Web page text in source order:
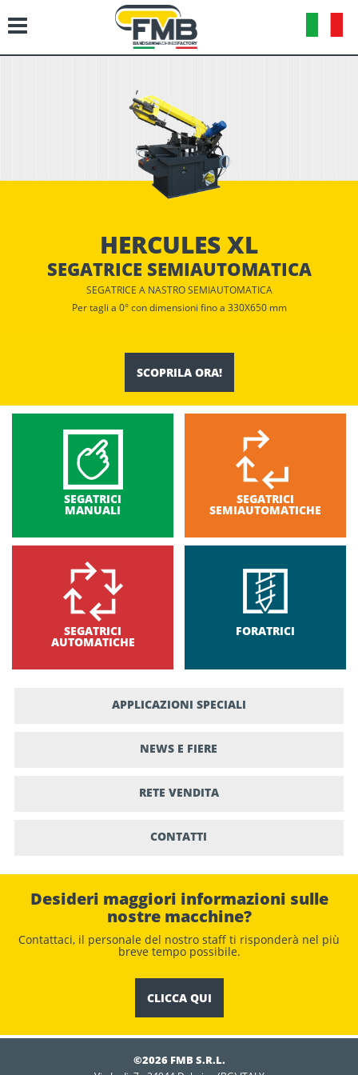
HERCULES XL
SEGATRICE SEMIAUTOMATICA
SEGATRICE A NASTRO SEMIAUTOMATICA
Per tagli a 0° con dimensioni fino a 330X650 mm
SCOPRILA ORA!
SEGATRICI
MANUALI
SEGATRICI
SEMIAUTOMATICHE
SEGATRICI
AUTOMATICHE
FORATRICI
APPLICAZIONI SPECIALI
NEWS E FIERE
RETE VENDITA
CONTATTI
Desideri maggiori informazioni sulle
nostre macchine?
Contattaci, il personale del nostro staﬀ ti risponderà nel più
breve tempo possibile.
CLICCA QUI
©2026 FMB S.R.L.